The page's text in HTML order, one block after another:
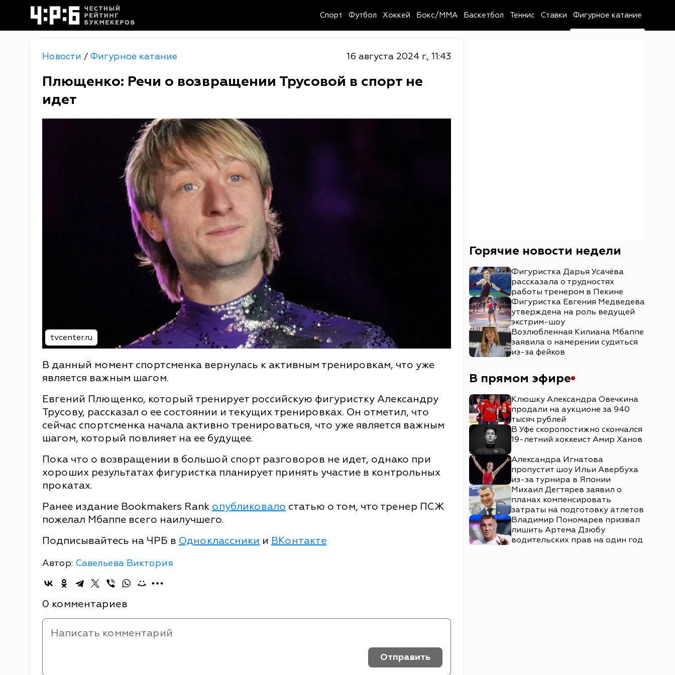
Спорт Футбол Хоккей Бокс/MMA Баскетбол Теннис Ставки Фигурное катание
Новости / Фигурное катание 16 августа 2024 г., 11:43
Плющенко: Речи о возвращении Трусовой в спорт не
идет
tvcenter.ru
В данный момент спортсменка вернулась к активным тренировкам, что уже
является важным шагом.
Евгений Плющенко, который тренирует российскую фигуристку Александру
Трусову, рассказал о ее состоянии и текущих тренировках. Он отметил, что
сейчас спортсменка начала активно тренироваться, что уже является важным
шагом, который повлияет на ее будущее.
Пока что о возвращении в большой спорт разговоров не идет, однако при
хороших результатах фигуристка планирует принять участие в контрольных
прокатах.
Ранее издание Bookmakers Rank опубликовало статью о том, что тренер ПСЖ
пожелал Мбаппе всего наилучшего.
Подписывайтесь на ЧРБ в Одноклассники и ВКонтакте
Автор: Савельева Виктория
0 комментариев
Отправить
Горячие новости недели
Фигуристка Дарья Усачёва
рассказала о трудностях
работы тренером в Пекине
Фигуристка Евгения Медведева
утверждена на роль ведущей
экстрим-шоу
Возлюбленная Килиана Мбаппе
заявила о намерении судиться
из-за фейков
В прямом эфире
Клюшку Александра Овечкина
продали на аукционе за 940
тысяч рублей
В Уфе скоропостижно скончался
19-летний хоккеист Амир Ханов
Александра Игнатова
пропустит шоу Ильи Авербуха
из-за турнира в Японии
Михаил Дегтярев заявил о
планах компенсировать
затраты на подготовку атлетов
Владимир Пономарев призвал
лишить Артема Дзюбу
водительских прав на один год